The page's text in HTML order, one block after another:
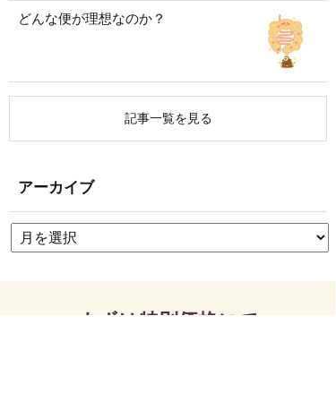
どんな便が理想なのか？
記事一覧を見る
アーカイブ
まずは特別価格にて